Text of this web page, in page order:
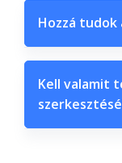
Hozzá tudok
Kell valamit